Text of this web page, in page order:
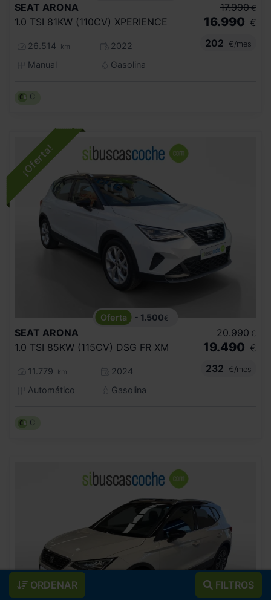
ORDENAR FILTROS
SEAT ARONA
1.0 TSI 81KW (110CV) XPERIENCE
26.514 km
2022
Manual
Gasolina
17.990 €
16.990 €
202
€/mes
C
- 1.500€
SEAT ARONA
1.0 TSI 85KW (115CV) DSG FR XM
11.779 km
2024
Automático
Gasolina
20.990 €
19.490 €
232
€/mes
C